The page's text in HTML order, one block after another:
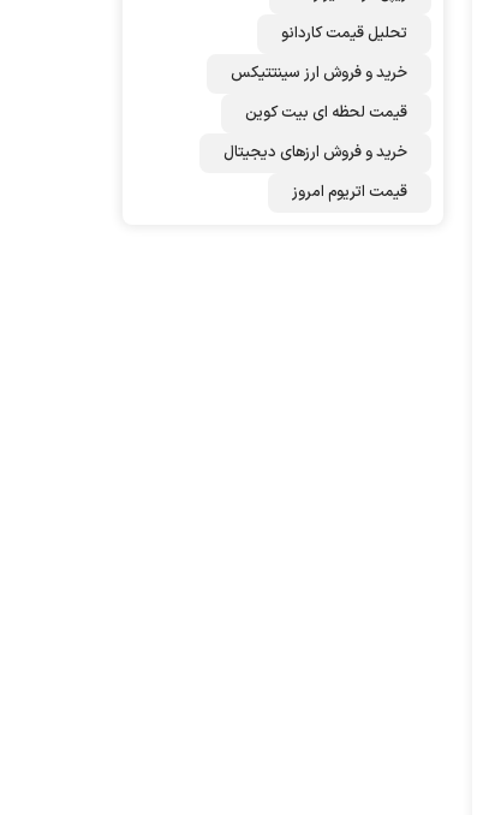
تحلیل قیمت کاردانو
خرید و فروش ارز سینتتیکس
قیمت لحظه ای بیت کوین
خرید و فروش ارزهای دیجیتال
قیمت اتریوم امروز